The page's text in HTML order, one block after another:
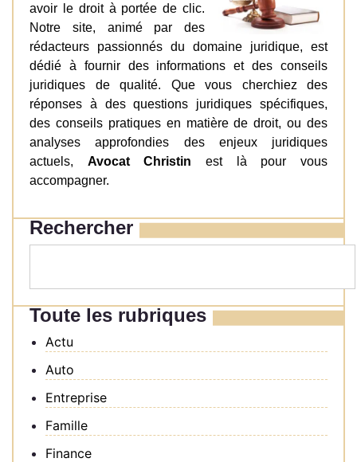
avoir le droit à portée de clic.
Notre site, animé par des
rédacteurs passionnés du domaine juridique, est
dédié à fournir des informations et des conseils
juridiques de qualité. Que vous cherchiez des
réponses à des questions juridiques spécifiques,
des conseils pratiques en matière de droit, ou des
analyses approfondies des enjeux juridiques
actuels, Avocat Christin est là pour vous
accompagner.
Rechercher
Toute les rubriques
Actu
Auto
Entreprise
Famille
Finance